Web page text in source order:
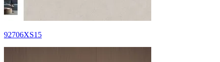
92706XS15